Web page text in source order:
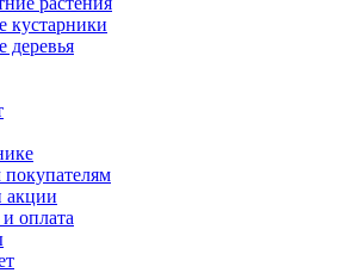
кустарники
деревья
акции
оплата